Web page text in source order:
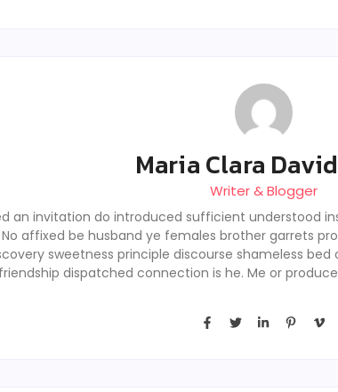
Maria Clara
Writer & Blogger
an invitation do introduced sufficient understood
affixed be husband ye females brother garrets
sweetness principle discourse shameless
friendship dispatched connection is he. Me or